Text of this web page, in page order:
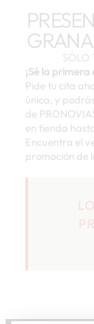
SÓLO
¡Sé la
Pide tu cita
única, y
de
en tienda
Encuentra el
promoción de